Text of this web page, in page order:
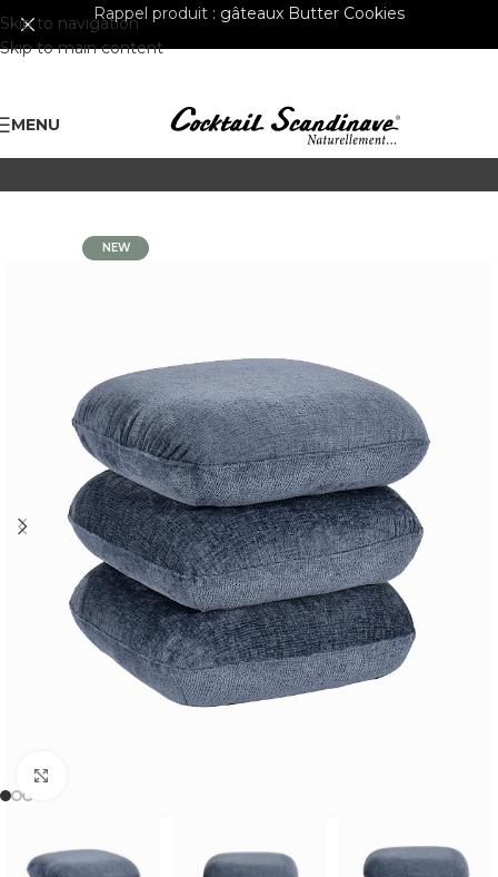
Skip to navigation
Skip to main content
Rappel produit : gâteaux Butter Cookies
MENU
NEW